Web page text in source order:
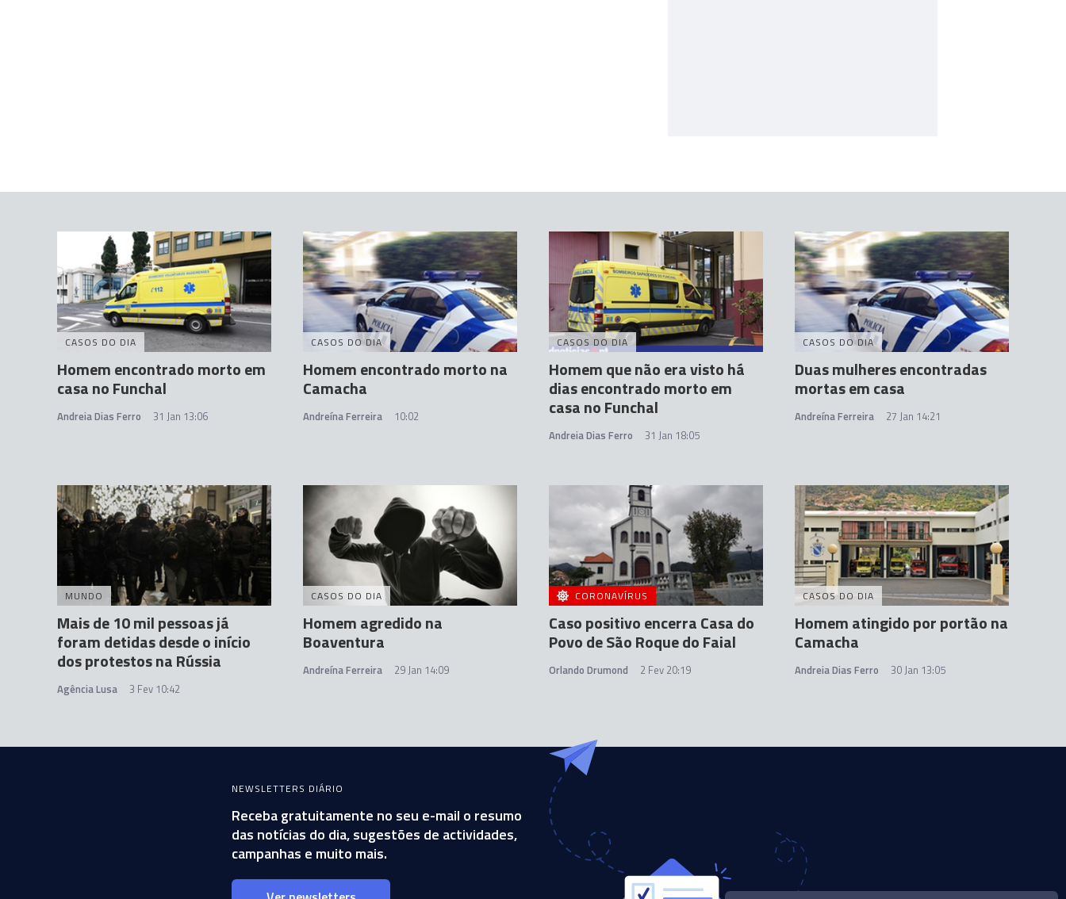
CASOS DO DIA
Homem encontrado morto em
casa no Funchal
Andreia Dias Ferro 31 Jan 13:06
CASOS DO DIA
Homem encontrado morto na
Camacha
Andreína Ferreira 10:02
CASOS DO DIA
Homem que não era visto há
dias encontrado morto em
casa no Funchal
Andreia Dias Ferro 31 Jan 18:05
CASOS DO DIA
Duas mulheres encontradas
mortas em casa
Andreína Ferreira 27 Jan 14:21
MUNDO
Mais de 10 mil pessoas já
foram detidas desde o início
dos protestos na Rússia
Agência Lusa 3 Fev 10:42
CASOS DO DIA
Homem agredido na
Boaventura
Andreína Ferreira 29 Jan 14:09
CORONAVÍRUS
Caso positivo encerra Casa do
Povo de São Roque do Faial
Orlando Drumond 2 Fev 20:19
CASOS DO DIA
Homem atingido por portão na
Camacha
Andreia Dias Ferro 30 Jan 13:05
NEWSLETTERS DIÁRIO
Receba gratuitamente no seu e-mail o resumo
das notícias do dia, sugestões de actividades,
campanhas e muito mais.